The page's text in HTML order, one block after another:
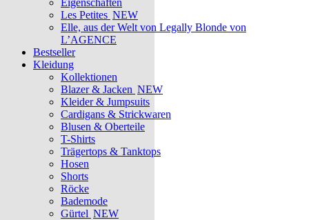
Eigenschaften
Les Petites NEW
Elle, aus der Welt von Legally Blonde von
L’AGENCE
Bestseller
Kleidung
Kollektionen
Blazer & Jacken NEW
Kleider & Jumpsuits
Cardigans & Strickwaren
Blusen & Oberteile
T-Shirts
Trägertops & Tanktops
Hosen
Shorts
Röcke
Bademode
Gürtel NEW